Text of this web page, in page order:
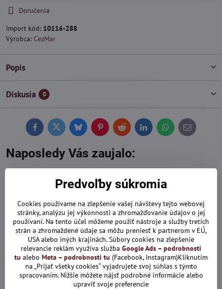
Doručenia
Import kód: 10116-288
Výrobca: CezMar
Popis
Diskusia 0
FacebookTwitterBlueskyPinterestReddit LinkedInWhatsApp
E-
mail
Naposledy Vás zaujalo:
15%
Len dnes: Zľava 10% s kódom:
Čierny kožený opasok
Predvoľby súkromia
Cookies používame na zlepšenie vašej návštevy tejto webovej
stránky, analýzu jej výkonnosti a zhromažďovanie údajov o jej
používaní. Na tento účel môžeme použiť nástroje a služby tretích
strán a zhromaždené údaje sa môžu preniesť k partnerom v EÚ,
USA alebo iných krajinách. Súbory cookies na zlepšenie
relevancie reklám využíva služba Google Ads – podrobnosti
tu alebo Meta – podrobnosti tu (Facebook, Instagram)Kliknutím
na „Prijať všetky cookies“ vyjadrujete svoj súhlas s týmto
spracovaním. Nižšie môžete nájsť podrobné informácie alebo
upraviť svoje preferencie